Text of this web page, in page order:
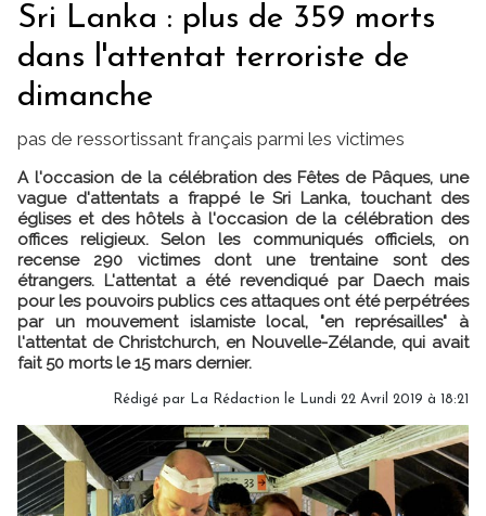
Sri Lanka : plus de 359 morts
dans l'attentat terroriste de
dimanche
pas de ressortissant français parmi les victimes
A l'occasion de la célébration des Fêtes de Pâques, une
vague d'attentats a frappé le Sri Lanka, touchant des
églises et des hôtels à l'occasion de la célébration des
offices religieux. Selon les communiqués officiels, on
recense 290 victimes dont une trentaine sont des
étrangers. L'attentat a été revendiqué par Daech mais
pour les pouvoirs publics ces attaques ont été perpétrées
par un mouvement islamiste local, "en représailles" à
l'attentat de Christchurch, en Nouvelle-Zélande, qui avait
fait 50 morts le 15 mars dernier.
Rédigé par La Rédaction le Lundi 22 Avril 2019 à 18:21